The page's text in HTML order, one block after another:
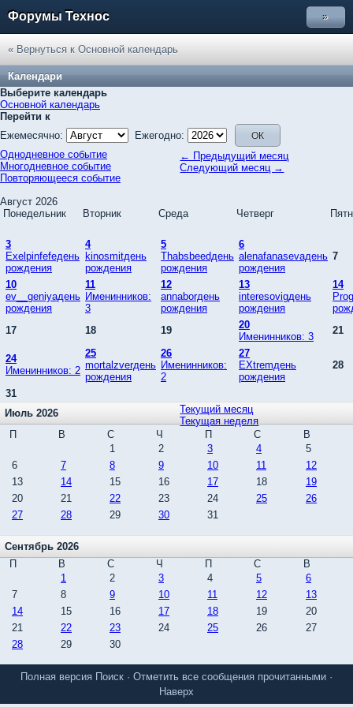
Форумы Технос »
« Вернуться к Основной календарь
Календари
Выберите календарь
Основной календарь
Перейти к
Ежемесячно:
Ежегодно:
← Предыдущий месяц
Следующий месяц →
Однодневное событие
Многодневное событие
Повторяющееся событие
Август 2026
Понедельник
Вторник Среда Четверг
3
Exelpinfefeдень
рождения
4
kinosmitдень
рождения
5
Thabsbeedдень
рождения
6
alenafanasevaдень
рождения
7
10
ev__geniyaдень
рождения
11
Именинников:
3
12
annaborдень
рождения
13
interesovigдень
рождения
14
17
18 19
20
Именинников: 3
21
24
Именинников: 2
25
mortalzverдень
рождения
26
Именинников:
2
27
EXtremдень
рождения
28
31
Текущий месяц
Текущая неделя
Июль 2026
П
В С Ч П С
В
1
2 3 4
5
6
7 8 9 10 11
12
13
14 15 16 17 18
19
20
21 22 23 24 25
26
27
28 29 30 31
Сентябрь 2026
П
В С Ч П С
В
1
2 3 4 5
6
7
8 9 10 11 12
13
14
15 16 17 18 19
20
21
22 23 24 25 26
27
28
29 30
Полная версия Поиск · Отметить все сообщения прочитанными ·
Наверх